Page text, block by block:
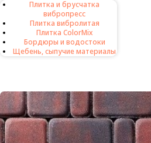
Плитка и брусчатка
вибропресс
Плитка вибролитая
Плитка ColorMix
Бордюры и водостоки
Щебень, сыпучие материалы